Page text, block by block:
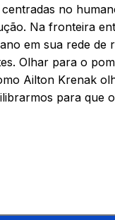
no
Na fronteira
em sua rede de
Olhar para o
Ailton Krenak
para que